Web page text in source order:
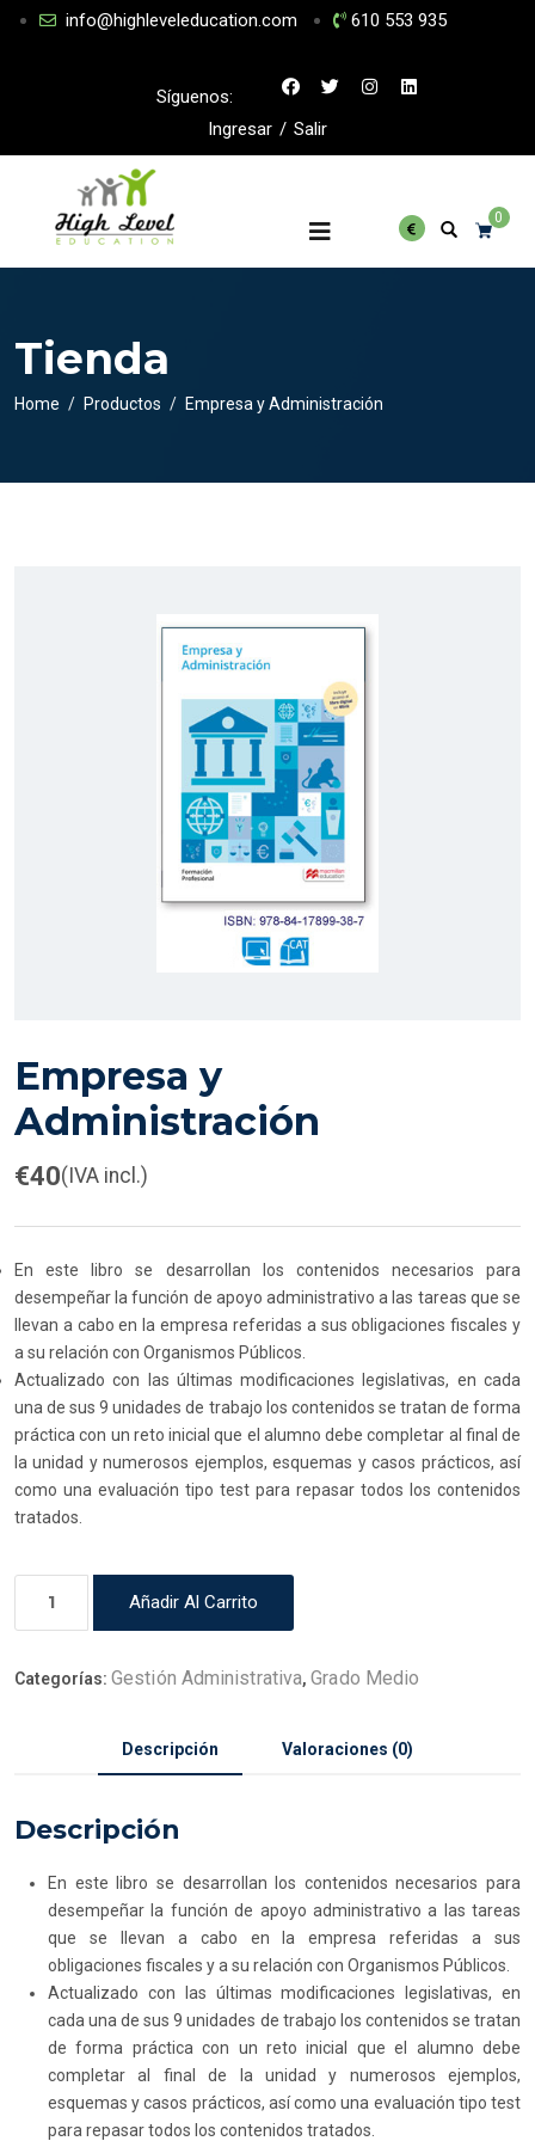
info@highleveleducation.com 610 553 935
Síguenos:
Ingresar / Salir
0
Tienda
Home Productos Empresa y Administración
Empresa y
Administración
€40(IVA incl.)
En este libro se desarrollan los contenidos necesarios para
desempeñar la función de apoyo administrativo a las tareas que se
llevan a cabo en la empresa referidas a sus obligaciones fiscales y
a su relación con Organismos Públicos.
Actualizado con las últimas modificaciones legislativas, en cada
una de sus 9 unidades de trabajo los contenidos se tratan de forma
práctica con un reto inicial que el alumno debe completar al final de
la unidad y numerosos ejemplos, esquemas y casos prácticos, así
como una evaluación tipo test para repasar todos los contenidos
tratados.
Añadir Al Carrito
Categorías: Gestión Administrativa,Grado Medio
Descripción Valoraciones (0)
Descripción
En este libro se desarrollan los contenidos necesarios para
desempeñar la función de apoyo administrativo a las tareas
que se llevan a cabo en la empresa referidas a sus
obligaciones fiscales y a su relación con Organismos Públicos.
Actualizado con las últimas modificaciones legislativas, en
cada una de sus 9 unidades de trabajo los contenidos se tratan
de forma práctica con un reto inicial que el alumno debe
completar al final de la unidad y numerosos ejemplos,
esquemas y casos prácticos, así como una evaluación tipo test
para repasar todos los contenidos tratados.